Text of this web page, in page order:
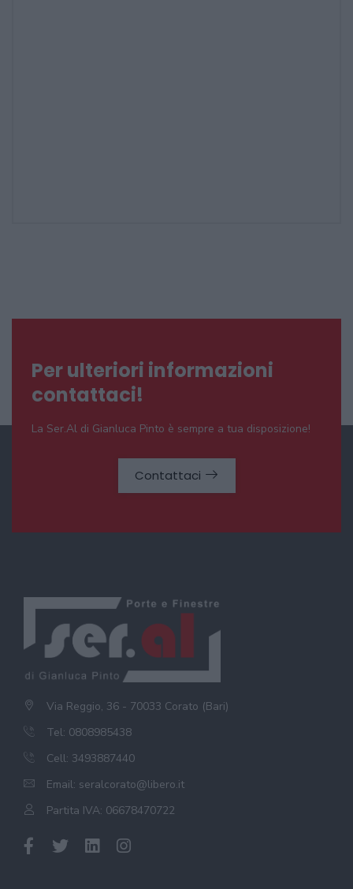
Per ulteriori informazioni
contattaci!
La Ser.Al di Gianluca Pinto è sempre a tua disposizione!
Contattaci
Via Reggio, 36 - 70033 Corato (Bari)
Tel: 0808985438
Cell: 3493887440
Email: seralcorato@libero.it
Partita IVA: 06678470722